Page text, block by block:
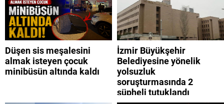
Düşen sis meşalesini
almak isteyen çocuk
minibüsün altında kaldı
İzmir Büyükşehir
Belediyesine yönelik
yolsuzluk
soruşturmasında 2
şüpheli tutuklandı